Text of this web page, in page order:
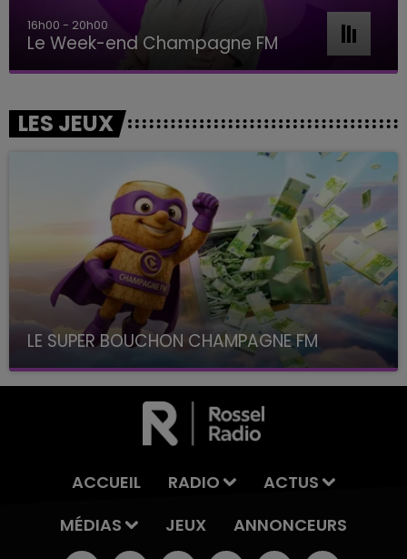
16h00 - 20h00
Le Week-end Champagne FM
LES JEUX
LE SUPER BOUCHON CHAMPAGNE FM
avec La Famille Champagne FM, à 8H10
ACCUEIL RADIO
ACTUS
MÉDIAS
JEUX ANNONCEURS